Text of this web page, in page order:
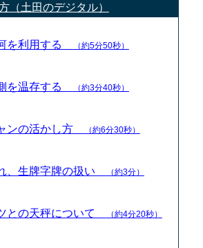
（土田のデジタル）
を利用する （約5分50秒）
を温存する （約3分40秒）
ンの活かし方 （約6分30秒）
、生牌字牌の扱い （約3分）
との天秤について （約4分20秒）